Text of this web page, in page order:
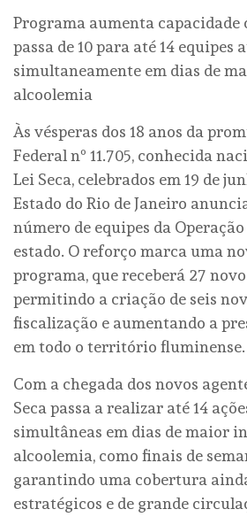
Programa aumenta capacidade
passa de 10 para até 14 equipes
simultaneamente em dias de
alcoolemia
Às vésperas dos 18 anos da
Federal nº 11.705, conhecida
Lei Seca, celebrados em 19 de
Estado do Rio de Janeiro
número de equipes da Operação
estado. O reforço marca uma
programa, que receberá 27
permitindo a criação de seis
fiscalização e aumentando a
em todo o território fluminense.
Com a chegada dos novos
Seca passa a realizar até 14
simultâneas em dias de maior
alcoolemia, como finais de
garantindo uma cobertura
estratégicos e de grande